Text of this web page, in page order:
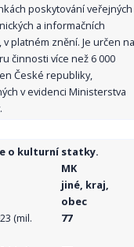
poskytování veřejných
a informačních
v platném znění. Je určen na
činnosti více než 6 000
České republiky,
v evidenci Ministerstva
o kulturní statky.
MK
jiné, kraj,
obec
(mil.
77